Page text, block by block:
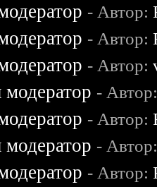
- Автор:
- Автор:
- Автор:
модератор -
- Автор:
модератор -
- Автор: